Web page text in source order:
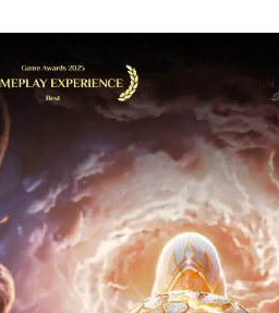
Vườn Hoa Hạnh
Phúc
Phong Ma Tam
Quốc
Đội Hình Tối
Thượng